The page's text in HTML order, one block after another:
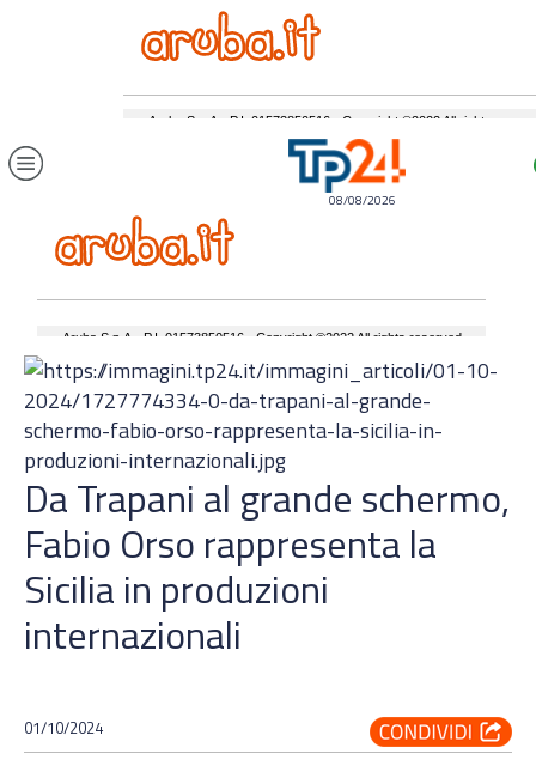
08/08/2026
Da Trapani al grande schermo,
Fabio Orso rappresenta la
Sicilia in produzioni
internazionali
01/10/2024